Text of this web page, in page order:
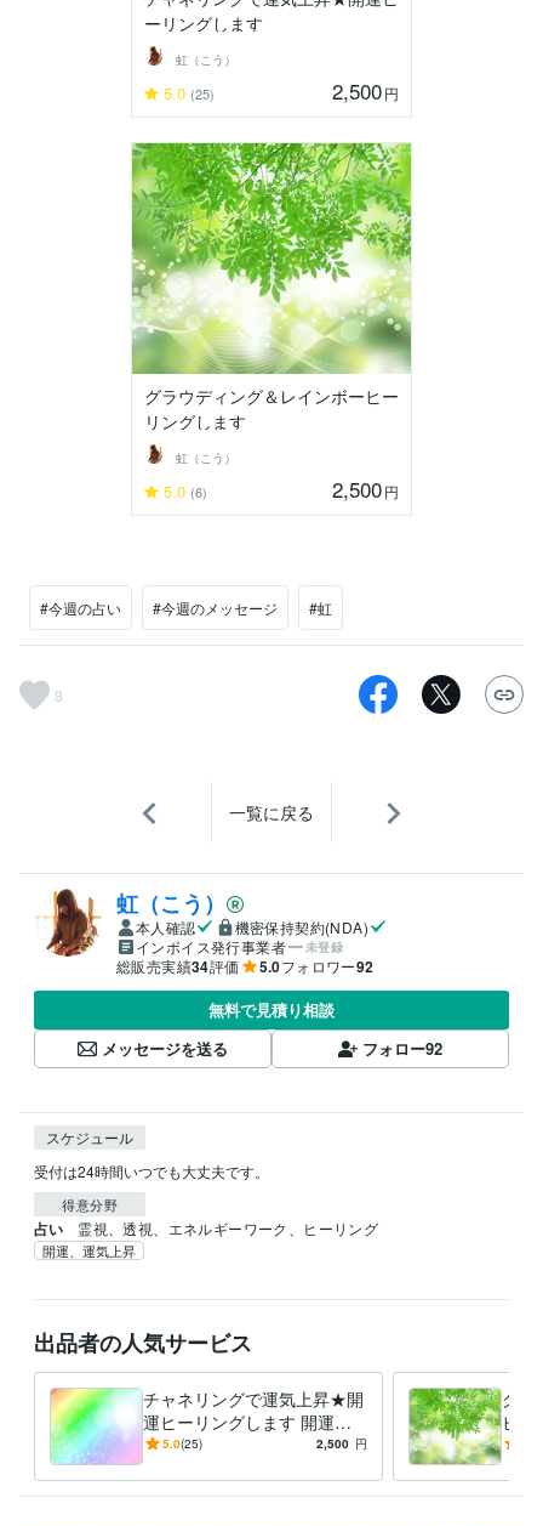
ーリングします
虹（こう）
5.0 (25) 2,500円
グラウディング＆レインボーヒー
リングします
虹（こう）
5.0 (6) 2,500円
#今週の占い #今週のメッセージ #虹
8
一覧に戻る
虹（こう）
本人確認
機密保持契約(NDA)
インボイス発行事業者
未登録
総販売実績34評価 5.0フォロワー92
無料で見積り相談
メッセージを送る
フォロー92
スケジュール
得意分野
占い 霊視、透視、エネルギーワーク、ヒーリング
開運、運気上昇
出品者の人気サービス
チャネリングで運気上昇★開
運ヒーリングします 開運★
金運♪仕事運♪恋愛運♪結婚運
5.0(25) 2,500 円
グラ
ヒー
いる